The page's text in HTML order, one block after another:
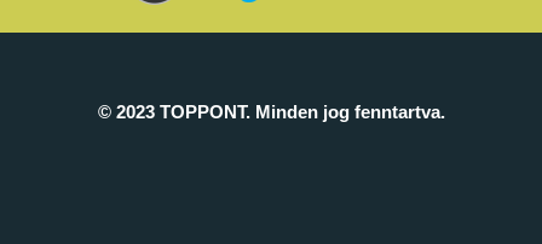
© 2023 TOPPONT. Minden jog fenntartva.